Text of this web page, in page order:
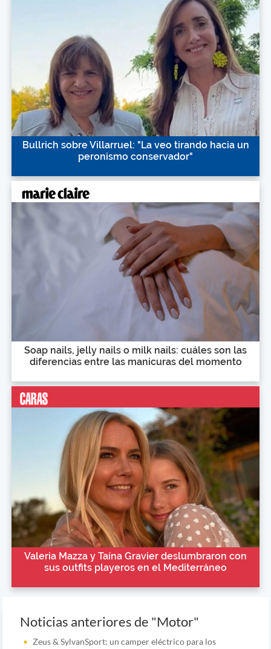
Bullrich sobre Villarruel: "La veo tirando hacia un
peronismo conservador"
Soap nails, jelly nails o milk nails: cuáles son las
diferencias entre las manicuras del momento
Valeria Mazza y Taína Gravier deslumbraron con
sus outfits playeros en el Mediterráneo
Noticias anteriores de "Motor"
Zeus & SylvanSport: un camper eléctrico para los